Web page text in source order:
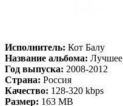
Исполнитель: Кот Балу
Название альбома: Лучшее
Год выпуска: 2008-2012
Страна: Россия
Качество: 128-320 kbps
Размер: 163 MB